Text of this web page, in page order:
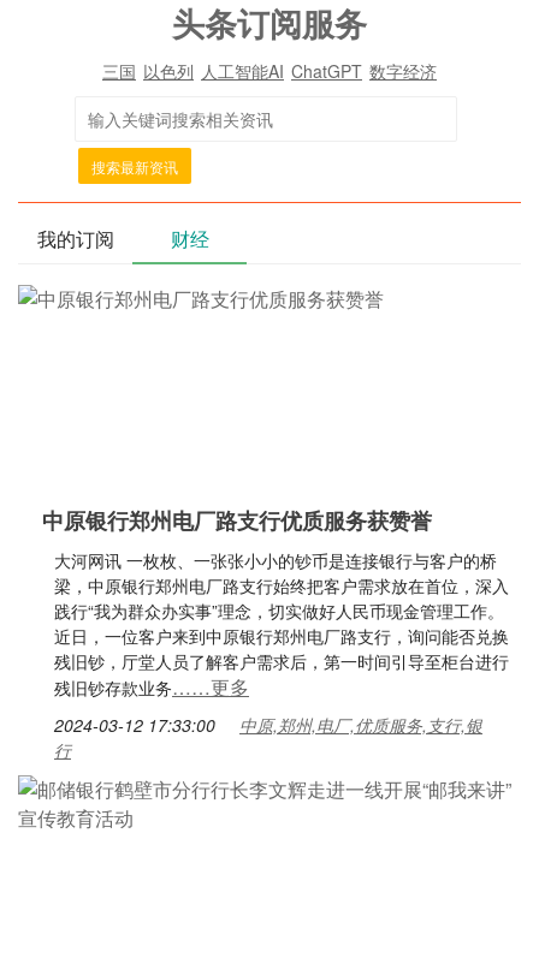
头条订阅服务
三国 以色列 人工智能AI ChatGPT 数字经济
搜索最新资讯
我的订阅 财经
中原银行郑州电厂路支行优质服务获赞誉
大河网讯 一枚枚、一张张小小的钞币是连接银行与客户的桥
梁，中原银行郑州电厂路支行始终把客户需求放在首位，深入
践行“我为群众办实事”理念，切实做好人民币现金管理工作。
近日，一位客户来到中原银行郑州电厂路支行，询问能否兑换
残旧钞，厅堂人员了解客户需求后，第一时间引导至柜台进行
残旧钞存款业务……更多
2024-03-12 17:33:00
中原,郑州,电厂,优质服务,支行,银
行